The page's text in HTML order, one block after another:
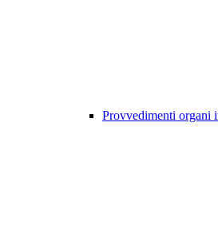
Provvedimenti organi